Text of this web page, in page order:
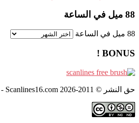
88 ميل في الساعة
88 ميل في الساعة
BONUS !
حق النشر © 2011-2026 Scanlines16.com - جميع الحقوق محفوظة